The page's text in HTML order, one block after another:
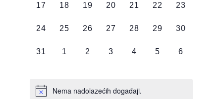
0
17
0
18
0
19
0
20
0
21
0
22
0
23
0
24
0
25
0
26
0
27
0
28
0
29
0
30
0
31
0
1
0
2
0
3
0
4
0
5
0
6
Nema nadolazećih događaji.